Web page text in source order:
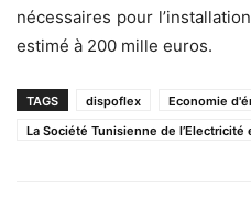
nécessaires pour
estimé à 200 mille euros.
TAGS dispoflex
Economie
La Société Tunisienne de l’Electricité